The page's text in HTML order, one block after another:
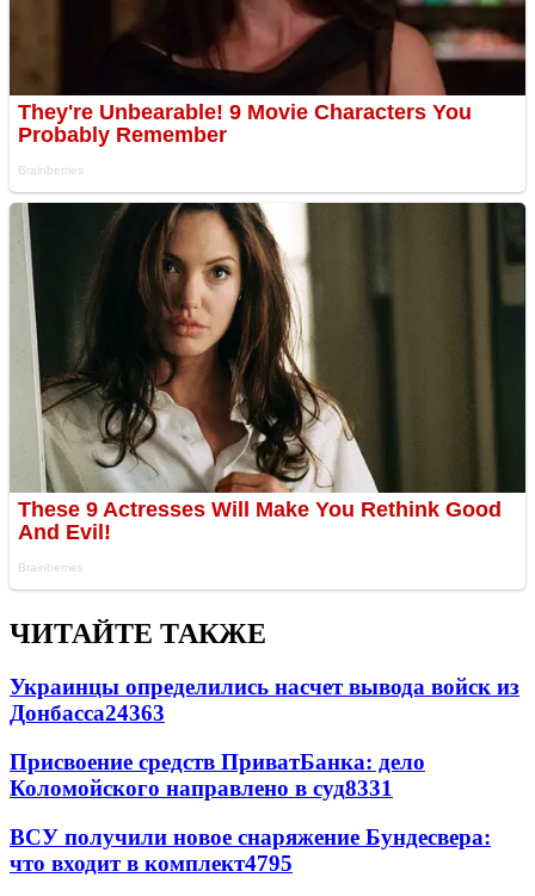
ЧИТАЙТЕ ТАКЖЕ
Украинцы определились насчет вывода войск из
Донбасса24363
Присвоение средств ПриватБанка: дело
Коломойского направлено в суд8331
ВСУ получили новое снаряжение Бундесвера:
что входит в комплект4795